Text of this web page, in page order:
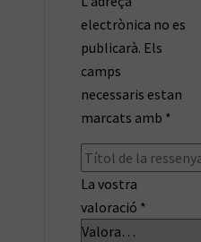
electrònica no es
publicarà. Els
camps
necessaris estan
marcats amb *
La vostra
valoració *